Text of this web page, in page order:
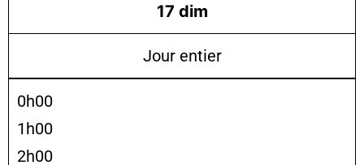
17 dim
Jour entier
0h00
1h00
2h00